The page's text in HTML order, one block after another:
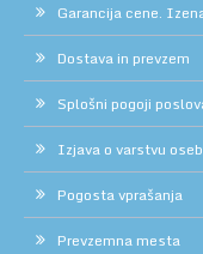
Garancija cene.
Dostava in prevzem
Splošni pogoji
Izjava o varstvu
Pogosta vprašanja
Prevzemna mesta